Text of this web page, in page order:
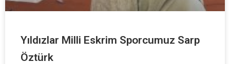
Yıldızlar Milli Eskrim Sporcumuz Sarp
Öztürk